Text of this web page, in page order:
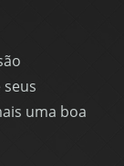
uma boa